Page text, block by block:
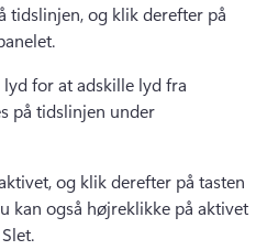
tidslinjen, og klik derefter på
for at adskille lyd fra
på tidslinjen under
og klik derefter på tasten
kan også højreklikke på aktivet